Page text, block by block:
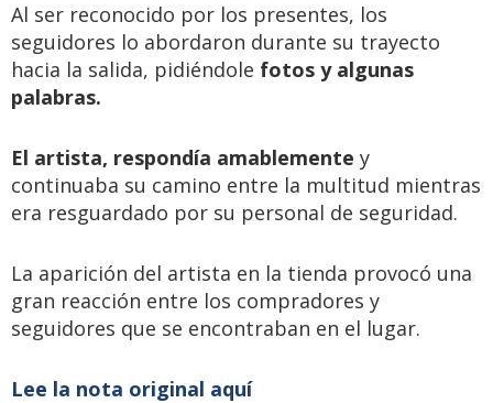
Al ser reconocido por los presentes, los
seguidores lo abordaron durante su trayecto
hacia la salida, pidiéndole fotos y algunas
palabras.
El artista, respondía amablemente y
continuaba su camino entre la multitud mientras
era resguardado por su personal de seguridad.
La aparición del artista en la tienda provocó una
gran reacción entre los compradores y
seguidores que se encontraban en el lugar.
Lee la nota original aquí